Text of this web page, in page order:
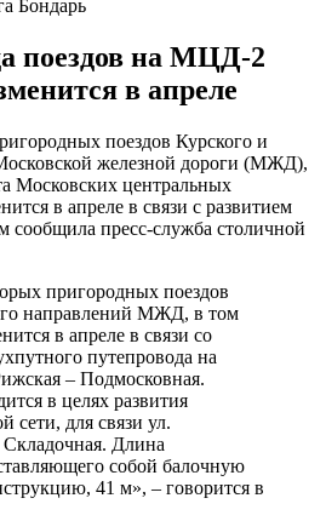
Бондарь
поездов на МЦД-2
в апреле
поездов Курского и
железной дороги (МЖД),
Московских центральных
в апреле в связи с развитием
сообщила пресс-служба столичной
пригородных поездов
направлений МЖД, в том
в апреле в связи со
путепровода на
– Подмосковная.
в целях развития
сети, для связи ул.
Длина
собой балочную
41 м», – говорится в